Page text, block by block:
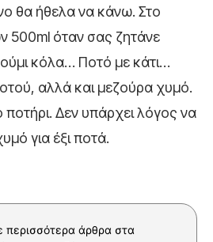
θα ήθελα να κάνω. Στο
500ml όταν σας ζητάνε
κόλα… Ποτό με κάτι…
αλλά και μεζούρα χυμό.
ποτήρι. Δεν υπάρχει λόγος να
για έξι ποτά.
περισσότερα άρθρα στα